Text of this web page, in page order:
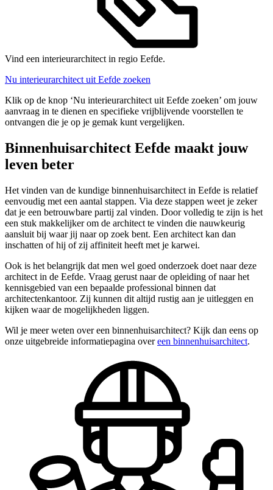
Vind een interieurarchitect in regio Eefde.
Nu interieurarchitect uit Eefde zoeken
Klik op de knop ‘Nu interieurarchitect uit Eefde zoeken’ om jouw
aanvraag in te dienen en specifieke vrijblijvende voorstellen te
ontvangen die je op je gemak kunt vergelijken.
Binnenhuisarchitect Eefde maakt jouw
leven beter
Het vinden van de kundige binnenhuisarchitect in Eefde is relatief
eenvoudig met een aantal stappen. Via deze stappen weet je zeker
dat je een betrouwbare partij zal vinden. Door volledig te zijn is het
een stuk makkelijker om de architect te vinden die nauwkeurig
aansluit bij waar jij naar op zoek bent. Een architect kan dan
inschatten of hij of zij affiniteit heeft met je karwei.
Ook is het belangrijk dat men wel goed onderzoek doet naar deze
architect in de Eefde. Vraag gerust naar de opleiding of naar het
kennisgebied van een bepaalde professional binnen dat
architectenkantoor. Zij kunnen dit altijd rustig aan je uitleggen en
kijken waar de mogelijkheden liggen.
Wil je meer weten over een binnenhuisarchitect? Kijk dan eens op
onze uitgebreide informatiepagina overeen binnenhuisarchitect.